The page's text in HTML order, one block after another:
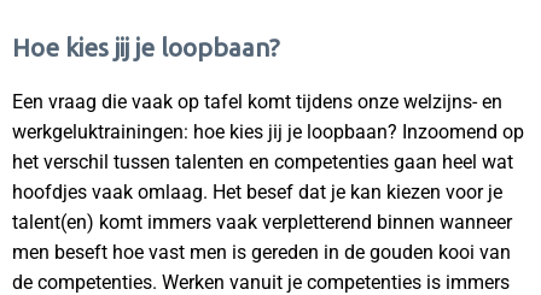
Hoe kies jij je loopbaan?
Een vraag die vaak op tafel komt tijdens onze welzijns- en
werkgeluktrainingen: hoe kies jij je loopbaan? Inzoomend op
het verschil tussen talenten en competenties gaan heel wat
hoofdjes vaak omlaag. Het besef dat je kan kiezen voor je
talent(en) komt immers vaak verpletterend binnen wanneer
men beseft hoe vast men is gereden in de gouden kooi van
de competenties. Werken vanuit je competenties is immers